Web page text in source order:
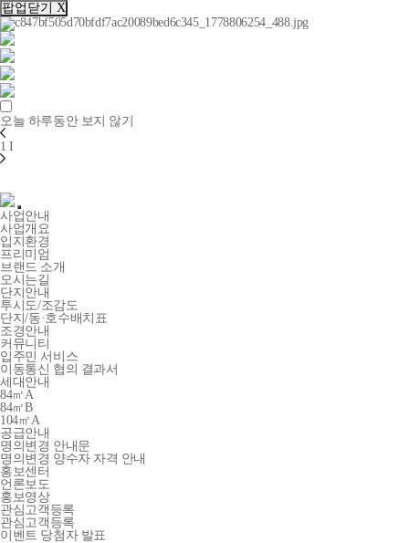
팝업닫기 X
오늘 하루동안 보지 않기
1 I
사업안내
사업개요
입지환경
프리미엄
브랜드 소개
오시는길
단지안내
투시도/조감도
단지/동·호수배치표
조경안내
커뮤니티
입주민 서비스
이동통신 협의 결과서
세대안내
84㎡A
84㎡B
104㎡A
공급안내
명의변경 안내문
명의변경 양수자 자격 안내
홍보센터
언론보도
홍보영상
관심고객등록
관심고객등록
이벤트 당첨자 발표